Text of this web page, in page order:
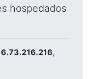
hospedados
,